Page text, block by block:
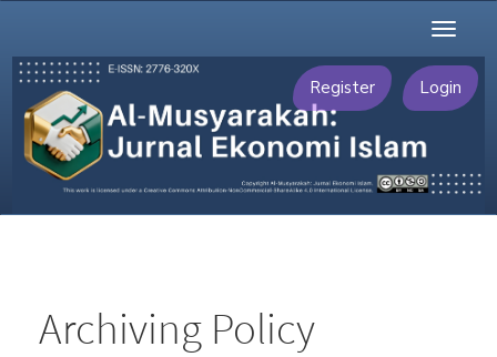
Main
Content
Sidebar
Register Login
Toggle
Archiving Policy